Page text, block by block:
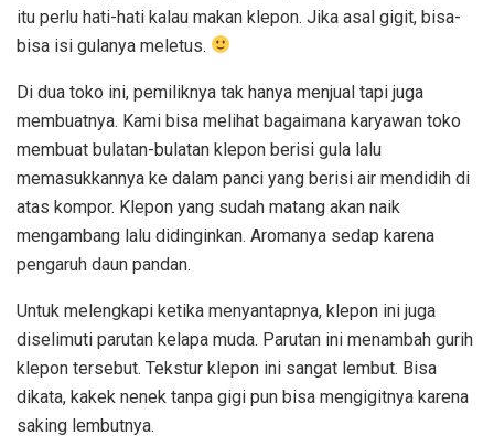
itu perlu hati-hati kalau makan klepon. Jika asal gigit, bisa-
bisa isi gulanya meletus.
Di dua toko ini, pemiliknya tak hanya menjual tapi juga
membuatnya. Kami bisa melihat bagaimana karyawan toko
membuat bulatan-bulatan klepon berisi gula lalu
memasukkannya ke dalam panci yang berisi air mendidih di
atas kompor. Klepon yang sudah matang akan naik
mengambang lalu didinginkan. Aromanya sedap karena
pengaruh daun pandan.
Untuk melengkapi ketika menyantapnya, klepon ini juga
diselimuti parutan kelapa muda. Parutan ini menambah gurih
klepon tersebut. Tekstur klepon ini sangat lembut. Bisa
dikata, kakek nenek tanpa gigi pun bisa mengigitnya karena
saking lembutnya.